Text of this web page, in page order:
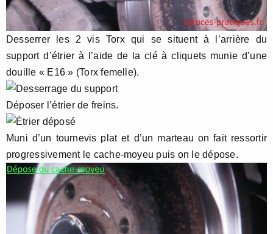
Desserrer les 2 vis Torx qui se situent à l’arrière du
support d’étrier à l’aide de la clé à cliquets munie d’une
douille « E16 » (Torx femelle).
Déposer l’étrier de freins.
Muni d’un tournevis plat et d’un marteau on fait ressortir
progressivement le cache-moyeu puis on le dépose.